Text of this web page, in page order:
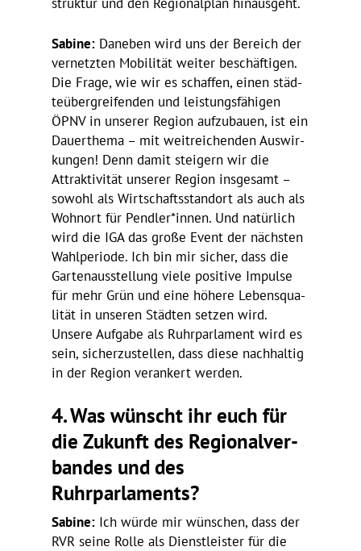
Sabine: Daneben wird uns der Bereich der
vernetzten Mobi­lität weiter beschäf­tigen.
Die Frage, wie wir es schaffen, einen städ­
te­über­grei­fenden und leis­tungs­fä­higen
ÖPNV in unserer Region aufzu­bauen, ist ein
Dauer­thema – mit weit­rei­chenden Auswir­
kungen! Denn damit stei­gern wir die
Attrak­ti­vität unserer Region insge­samt –
sowohl als Wirt­schafts­standort als auch als
Wohnort für Pendler*innen. Und natür­lich
wird die IGA das große Event der nächsten
Wahl­pe­riode. Ich bin mir sicher, dass die
Garten­aus­stel­lung viele posi­tive Impulse
für mehr Grün und eine höhere Lebens­qua­
lität in unseren Städten setzen wird.
Unsere Aufgabe als Ruhr­par­la­ment wird es
sein, sicher­zu­stellen, dass diese nach­haltig
in der Region veran­kert werden.
4.Was wünscht ihr euch für
die Zukunft des Regio­nal­ver­
bandes und des
Ruhrparlaments?
Sabine: Ich würde mir wünschen, dass der
RVR seine Rolle als Dienst­leister für die